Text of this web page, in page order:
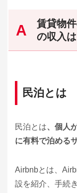
賃貸物
の収入
民泊とは
民泊とは、個人
に有料で泊める
Airbnbとは、
設を紹介、手続